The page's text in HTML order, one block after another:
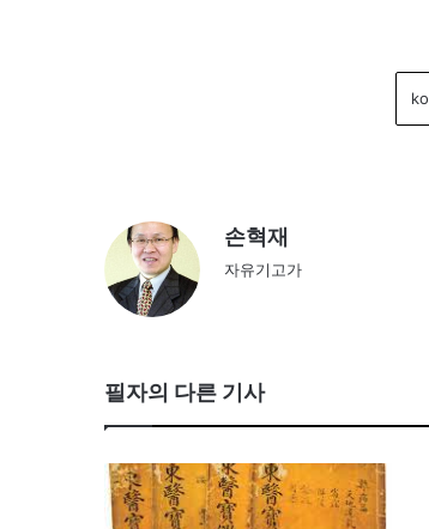
손혁재
자유기고가
필자의 다른 기사